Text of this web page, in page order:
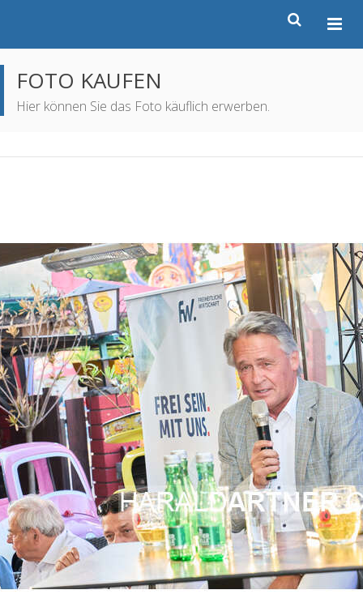
FOTO KAUFEN
Hier können Sie das Foto käuflich erwerben.